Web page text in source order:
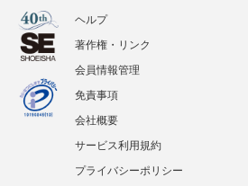
ヘルプ
著作権・リンク
会員情報管理
免責事項
会社概要
サービス利用規約
プライバシーポリシー